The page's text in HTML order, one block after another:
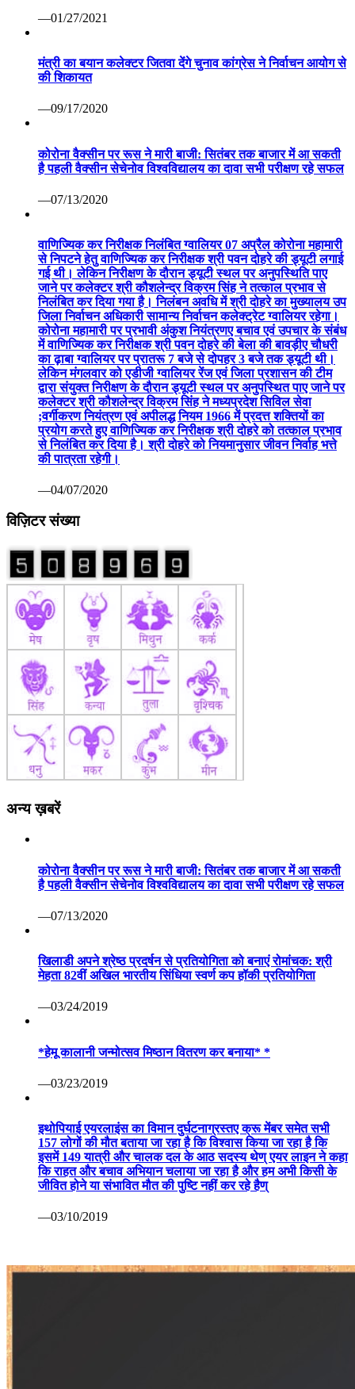
—01/27/2021
मंत्री का बयान कलेक्टर जितवा देंगे चुनाव कांग्रेस ने निर्वाचन आयोग से
की शिकायत
—09/17/2020
कोरोना वैक्सीन पर रूस ने मारी बाजी: सितंबर तक बाजार में आ सकती
है पहली वैक्सीन सेचेनोव विश्वविद्यालय का दावा सभी परीक्षण रहे सफल
—07/13/2020
वाणिज्यिक कर निरीक्षक निलंबित ग्वालियर 07 अप्रैल कोरोना महामारी
से निपटने हेतु वाणिज्यिक कर निरीक्षक श्री पवन दोहरे की ड्यूटी लगाई
गई थी। लेकिन निरीक्षण के दौरान ड्यूटी स्थल पर अनुपस्थिति पाए
जाने पर कलेक्टर श्री कौशलेन्द्र विक्रम सिंह ने तत्काल प्रभाव से
निलंबित कर दिया गया है। निलंबन अवधि में श्री दोहरे का मुख्यालय उप
जिला निर्वाचन अधिकारी सामान्य निर्वाचन कलेक्ट्रेट ग्वालियर रहेगा।
कोरोना महामारी पर प्रभावी अंकुश नियंत्रणए बचाव एवं उपचार के संबंध
में वाणिज्यिक कर निरीक्षक श्री पवन दोहरे की बेला की बावड़ीए चौधरी
का ढ़ाबा ग्वालियर पर प्रातरू 7 बजे से दोपहर 3 बजे तक ड्यूटी थी।
लेकिन मंगलवार को एडीजी ग्वालियर रेंज एवं जिला प्रशासन की टीम
द्वारा संयुक्त निरीक्षण के दौरान ड्यूटी स्थल पर अनुपस्थित पाए जाने पर
कलेक्टर श्री कौशलेन्द्र विक्रम सिंह ने मध्यप्रदेश सिविल सेवा
;वर्गीकरण नियंत्रण एवं अपीलद्ध नियम 1966 में प्रदत्त शक्तियों का
प्रयोग करते हुए वाणिज्यिक कर निरीक्षक श्री दोहरे को तत्काल प्रभाव
से निलंबित कर दिया है। श्री दोहरे को नियमानुसार जीवन निर्वाह भत्ते
की पात्रता रहेगी।
—04/07/2020
विज़िटर संख्या
अन्य ख़बरें
कोरोना वैक्सीन पर रूस ने मारी बाजी: सितंबर तक बाजार में आ सकती
है पहली वैक्सीन सेचेनोव विश्वविद्यालय का दावा सभी परीक्षण रहे सफल
—07/13/2020
खिलाडी अपने श्रेष्ठ प्रदर्षन से प्रतियोगिता को बनाएं रोमांचक: श्री
मेहता 82वीं अखिल भारतीय सिंधिया स्वर्ण कप हॉकी प्रतियोगिता
—03/24/2019
*हेमू कालानी जन्मोत्सव मिष्ठान वितरण कर बनाया* *
—03/23/2019
इथोपियाई एयरलाइंस का विमान दुर्घटनाग्रस्तए क्रू मेंबर समेत सभी
157 लोगों की मौत बताया जा रहा है कि विश्वास किया जा रहा है कि
इसमें 149 यात्री और चालक दल के आठ सदस्य थेण् एयर लाइन ने कहा
कि राहत और बचाव अभियान चलाया जा रहा है और हम अभी किसी के
जीवित होने या संभावित मौत की पुष्टि नहीं कर रहे हैण्
—03/10/2019